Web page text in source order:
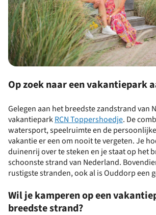
Op zoek naar een vakantiepark
Gelegen aan het breedste zandstrand van
vakantieparkRCN Toppershoedje. De
watersport, speelruimte en de
vakantie er een om nooit te vergeten. Je
duinenrij over te steken en je staat op het
schoonste strand van Nederland.
rustigste stranden, ook al is Ouddorp een
Wil je kamperen op een
breedste strand?